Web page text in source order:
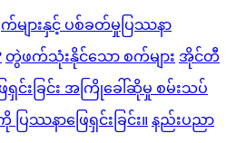
ျားနှင့် ပစ်ခတ်မှုပြဿနာ
တွဲဖက်သုံးနိုင်သော စက်များ အိုင်တီ
ေရှင်းခြင်း အကြိုခေါ်ဆိုမှု စမ်းသပ်
ြဿနာဖြေရှင်းခြင်း။ နည်းပညာ